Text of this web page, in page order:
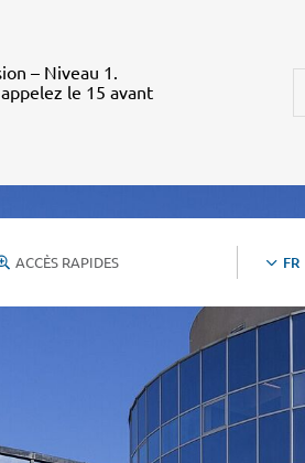
– Niveau 1.
le 15 avant
ACCÈS RAPIDES FR